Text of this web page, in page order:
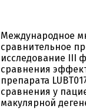
Международное
сравнительное
исследование III
сравнения
препарата
сравнения у
макулярной